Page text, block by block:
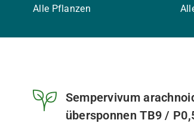
Alle Pflanzen
Sempervivum
übersponnen TB9 /